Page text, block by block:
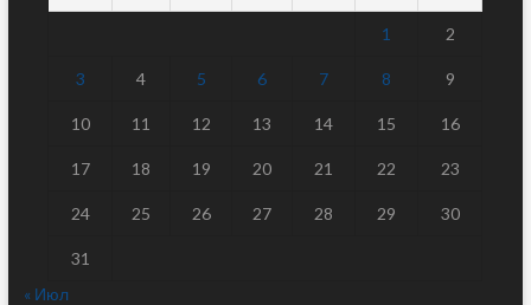
1 2
3 4 5 6 7 8 9
10 11 12 13 14 15 16
17 18 19 20 21 22 23
24 25 26 27 28 29 30
31
« Июл